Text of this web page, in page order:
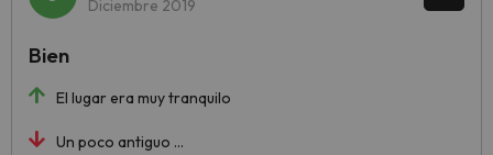
Diciembre 2019
El lugar era muy tranquilo
Un poco antiguo ...
Bien